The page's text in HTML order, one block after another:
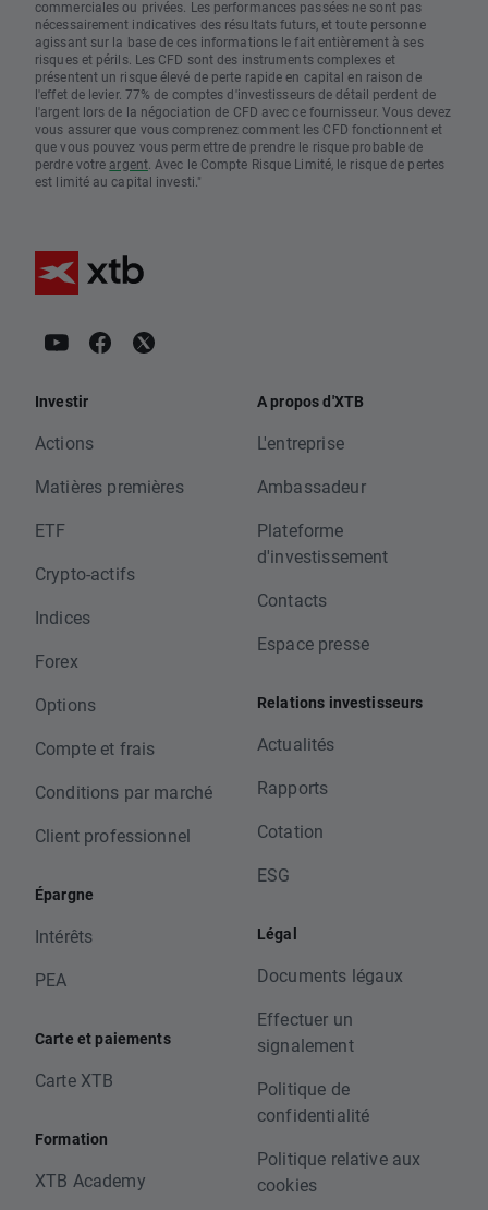
commerciales ou privées. Les performances passées ne sont pas
nécessairement indicatives des résultats futurs, et toute personne
agissant sur la base de ces informations le fait entièrement à ses
risques et périls. Les CFD sont des instruments complexes et
présentent un risque élevé de perte rapide en capital en raison de
l'effet de levier. 77% de comptes d'investisseurs de détail perdent de
l'argent lors de la négociation de CFD avec ce fournisseur. Vous devez
vous assurer que vous comprenez comment les CFD fonctionnent et
que vous pouvez vous permettre de prendre le risque probable de
perdre votre argent. Avec le Compte Risque Limité, le risque de pertes
est limité au capital investi."
Investir
Actions
Matières premières
ETF
Crypto-actifs
Indices
Forex
Options
Compte et frais
Conditions par marché
Client professionnel
Épargne
Intérêts
PEA
Carte et paiements
Carte XTB
Formation
XTB Academy
A propos d'XTB
L'entreprise
Ambassadeur
Plateforme
d'investissement
Contacts
Espace presse
Relations investisseurs
Actualités
Rapports
Cotation
ESG
Légal
Documents légaux
Effectuer un
signalement
Politique de
confidentialité
Politique relative aux
cookies